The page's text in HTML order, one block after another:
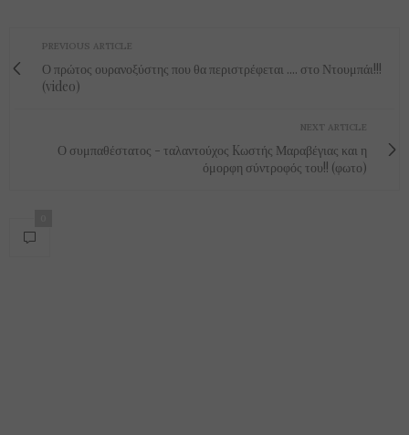
PREVIOUS ARTICLE
Ο πρώτος ουρανοξύστης που θα περιστρέφεται .... στο Ντουμπάι!!!
(video)
NEXT ARTICLE
Ο συμπαθέστατος - ταλαντούχος Kωστής Μαραβέγιας και η
όμορφη σύντροφός του!! (φωτο)